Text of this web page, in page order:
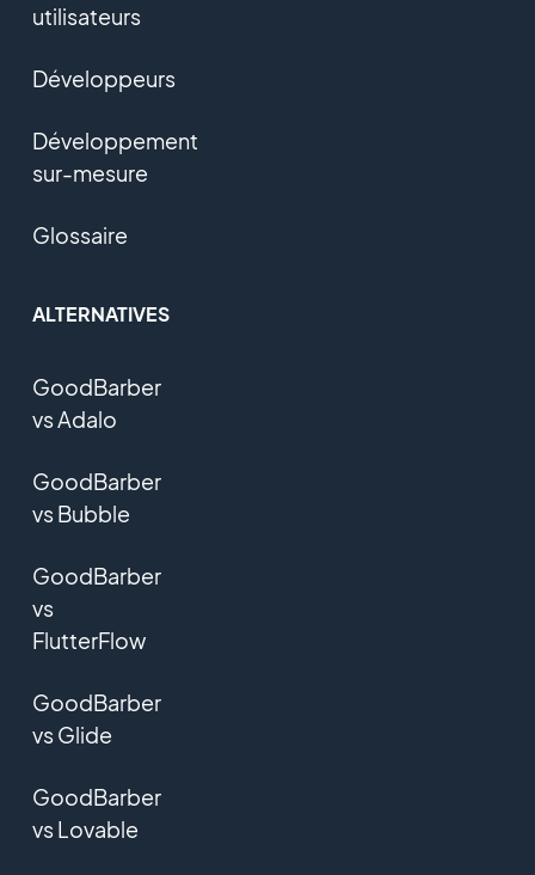
utilisateurs
Développeurs
Développement
sur-mesure
Glossaire
ALTERNATIVES
GoodBarber
vs Adalo
GoodBarber
vs Bubble
GoodBarber
vs
FlutterFlow
GoodBarber
vs Glide
GoodBarber
vs Lovable